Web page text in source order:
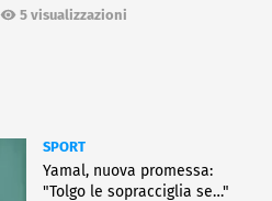
5 visualizzazioni
SPORT
Yamal, nuova promessa:
"Tolgo le sopracciglia se…"